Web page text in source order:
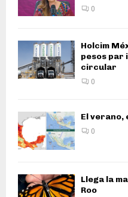
0
Holcim
pesos par
circular
0
El verano,
0
Llega la
Roo